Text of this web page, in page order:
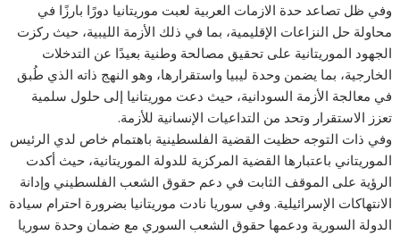
وفي ظل تصاعد حدة الازمات العربية لعبت موريتانيا دورًا بارزًا في
محاولة حل النزاعات الإقليمية، بما في ذلك الأزمة الليبية، حيث ركزت
الجهود الموريتانية على تحقيق مصالحة وطنية بعيدًا عن التدخلات
الخارجية، بما يضمن وحدة ليبيا واستقرارها، وهو النهج ذاته الذي طُبق
في معالجة الأزمة السودانية، حيث دعت موريتانيا إلى حلول سلمية
تعزز الاستقرار وتحد من التداعيات الإنسانية للأزمة.
وفي ذات التوجه حظيت القضية الفلسطينية باهتمام خاص لدي الرئيس
الموريتاني باعتبارها القضية المركزية للدولة الموريتانية، حيث أكدت
الرؤية على الموقف الثابت في دعم حقوق الشعب الفلسطيني وإدانة
الانتهاكات الإسرائيلية. وفي سوريا نادت موريتانيا بضرورة احترام سيادة
الدولة السورية ودعمها حقوق الشعب السوري مع ضمان وحدة سوريا